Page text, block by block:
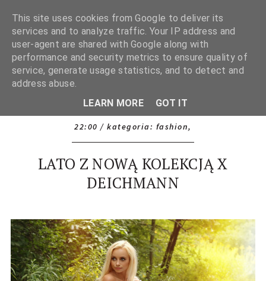
22:00/ kategoria: fashion,
LATO Z NOWĄ KOLEKCJĄ X
DEICHMANN
This site uses cookies from Google to deliver its
services and to analyze traffic. Your IP address and
user-agent are shared with Google along with
performance and security metrics to ensure quality of
service, generate usage statistics, and to detect and
address abuse.
LEARN MORE
GOT IT